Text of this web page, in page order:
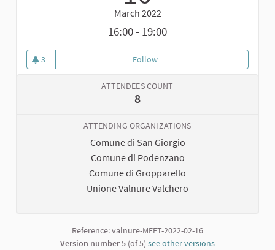
March 2022
16:00 - 19:00
3
3 followers
FollowTerzo incontro di formazione:
ATTENDEES COUNT
8
ATTENDING ORGANIZATIONS
Comune di San Giorgio
Comune di Podenzano
Comune di Gropparello
Unione Valnure Valchero
Reference: valnure-MEET-2022-02-16
Version number 5 (of 5) see other versions